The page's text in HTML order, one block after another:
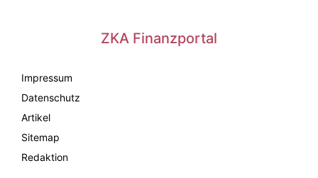
ZKA Finanzportal
Impressum
Datenschutz
Artikel
Sitemap
Redaktion